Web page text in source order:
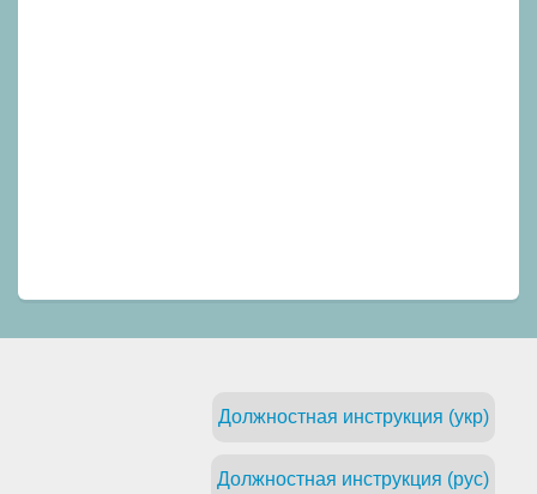
Должностная инструкция (укр)
Должностная инструкция (рус)